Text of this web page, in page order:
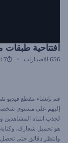
افتتاحية طبقات
656 الاصدارات 7 ثواني
قم بإنشاء مقطع فيديو
إليهم على مستوى شخصي.
لجذب انتباه المشاهدين
هو تحميل شعارك،
وانتظر دقائق حتى تحصل